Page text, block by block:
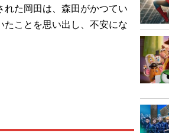
れた岡田は、森田がかつてい
たことを思い出し、不安にな